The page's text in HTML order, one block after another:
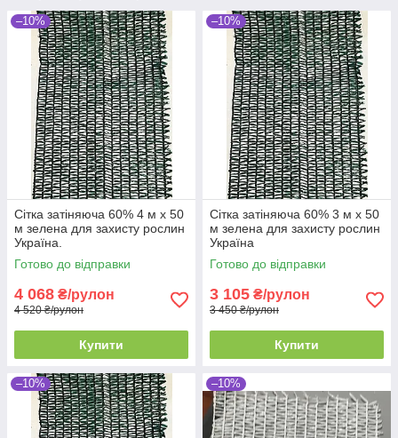
–10%
Сітка затіняюча 60% 4 м х 50
м зелена для захисту рослин
Україна.
Готово до відправки
4 068 ₴/рулон
4 520 ₴/рулон
Купити
–10%
Сітка затіняюча 60% 3 м х 50
м зелена для захисту рослин
Україна
Готово до відправки
3 105 ₴/рулон
3 450 ₴/рулон
Купити
–10% –10%